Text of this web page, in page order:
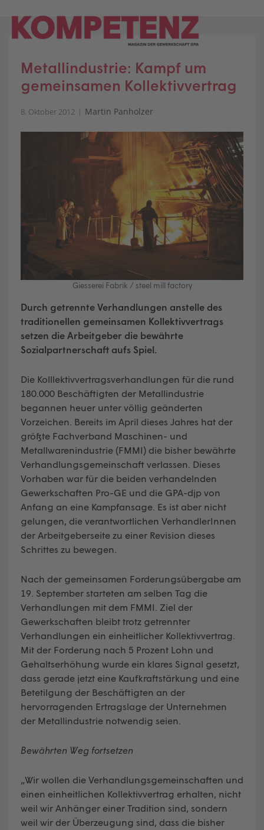
content
Metallindustrie: Kampf um
gemeinsamen Kollektivvertrag
8. Oktober 2012 Martin Panholzer
Giesserei Fabrik / steel mill factory
Durch getrennte Verhandlungen anstelle des
traditionellen gemeinsamen Kollektivvertrags
setzen die Arbeitgeber die bewährte
Sozialpartnerschaft aufs Spiel.
Die Kolllektivvertragsverhandlungen für die rund
180.000 Beschäftigten der Metallindustrie
begannen heuer unter völlig geänderten
Vorzeichen. Bereits im April dieses Jahres hat der
größte Fachverband Maschinen- und
Metallwarenindustrie (FMMI) die bisher bewährte
Verhandlungsgemeinschaft verlassen. Dieses
Vorhaben war für die beiden verhandelnden
Gewerkschaften Pro-GE und die GPA-djp von
Anfang an eine Kampfansage. Es ist aber nicht
gelungen, die verantwortlichen VerhandlerInnen
der Arbeitgeberseite zu einer Revision dieses
Schrittes zu bewegen.
Nach der gemeinsamen Forderungsübergabe am
19. September starteten am selben Tag die
Verhandlungen mit dem FMMI. Ziel der
Gewerkschaften bleibt trotz getrennter
Verhandlungen ein einheitlicher Kollektivvertrag.
Mit der Forderung nach 5 Prozent Lohn und
Gehaltserhöhung wurde ein klares Signal gesetzt,
dass gerade jetzt eine Kaufkraftstärkung und eine
Betetilgung der Beschäftigten an der
hervorragenden Ertragslage der Unternehmen
der Metallindustrie notwendig seien.
Bewährten Weg fortsetzen
„Wir wollen die Verhandlungsgemeinschaften und
einen einheitlichen Kollektivvertrag erhalten, nicht
weil wir Anhänger einer Tradition sind, sondern
weil wir der Überzeugung sind, dass die bisher